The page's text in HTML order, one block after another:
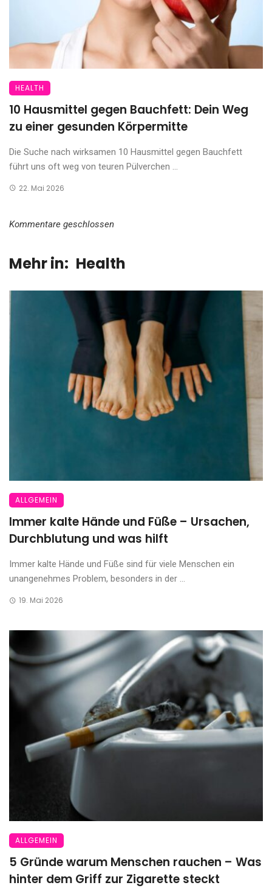
HEALTH
10 Hausmittel gegen Bauchfett: Dein Weg
zu einer gesunden Körpermitte
Die Suche nach wirksamen 10 Hausmittel gegen Bauchfett
führt uns oft weg von teuren Pülverchen ...
22. Mai 2026
Kommentare geschlossen
Mehr in: Health
ALLGEMEIN
Immer kalte Hände und Füße – Ursachen,
Durchblutung und was hilft
Immer kalte Hände und Füße sind für viele Menschen ein
unangenehmes Problem, besonders in der ...
19. Mai 2026
ALLGEMEIN
5 Gründe warum Menschen rauchen – Was
hinter dem Griff zur Zigarette steckt